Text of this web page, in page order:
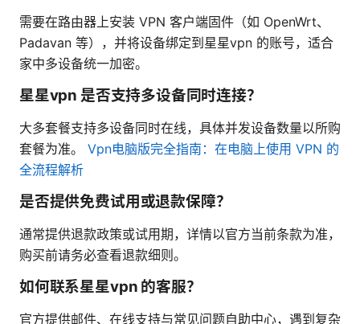
需要在路由器上安装 VPN 客户端固件（如 OpenWrt、
Padavan 等），并将设备绑定到星星vpn 的账号，适合
家中多设备统一加密。
星星vpn 是否支持多设备同时连接？
大多套餐支持多设备同时在线，具体并发设备数量以所购
套餐为准。 Vpn电脑版完全指南：在电脑上使用 VPN 的
全流程解析
是否提供免费试用或退款保障？
通常提供退款政策或试用期，详情以官方当前条款为准，
购买前请务必查看退款细则。
如何联系星星vpn 的客服？
官方提供邮件、在线支持与常见问题自助中心，遇到复杂